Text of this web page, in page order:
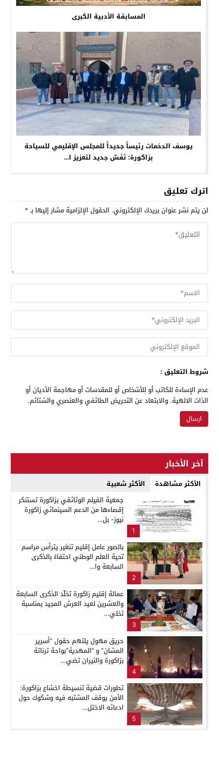
المسابقة الأدبية الكبرى
يوسف الدخمات رئيساً جديداً للمجلس الإقليمي للسياحة
بزاكورة: نَفَسٌ جديد لتعزيز ا…
اترك تعليق
لن يتم نشر عنوان بريدك الإلكتروني. الحقول الإلزامية مشار إليها بـ*
شروط التعليق :
عدم الإساءة للكاتب أو للأشخاص أو للمقدسات أو مهاجمة الأديان أو
الذات الالهية. والابتعاد عن التحريض الطائفي والعنصري والشتائم.
آخر الأخبار
الأكثر مشاهدة الأكثر شعبية
1
جمعية الفيلم الوثائقي بزاكورة تستنكر
إقصاءها من الدعم السينمائي زاكورة
نيوز- بل…
2
بالصور عامل إقليم تنغير يترأس مراسم
تحية العلم الوطني احتفاءً بالذكرى
السابعة وا…
3
عمالة إقليم زاكورة تخلّد الذكرى السابعة
والعشرين لعيد العرش المجيد بمناسبة
تخلي…
4
حريق مهول يلتهم حقول “أسرير
المشان” و “المهدية”بواحة ترناتة
بزاكورة والنيران تضي…
5
تطورات قضية تنسيطة اخشاع بزاكورة:
الأمن يوقف المشتبه فيه وشكوك حول
ادعائه الاختل…